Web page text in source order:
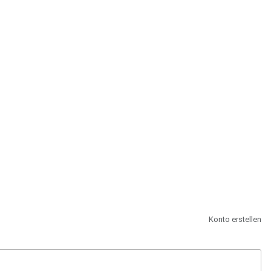
Konto erstellen